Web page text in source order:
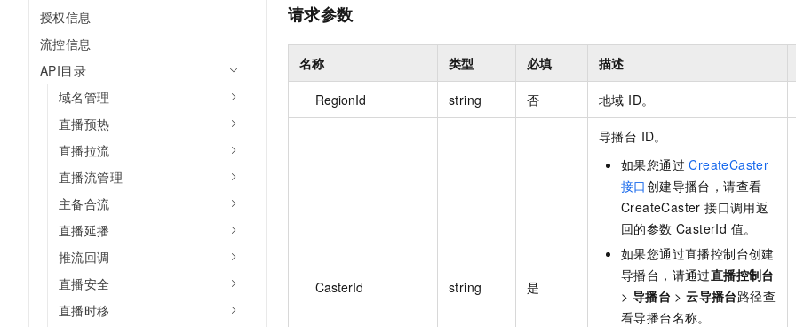
授权信息
流控信息
API目录
域名管理
直播预热
直播拉流
直播流管理
主备合流
直播延播
推流回调
直播安全
直播时移
请求参数
名称 类型 必填 描述
RegionId string 否 地域 ID。
CasterId string 是
导播台 ID。
如果您通过CreateCaster
接口创建导播台，请查看
CreateCaster 接口调用返
回的参数 CasterId 值。
如果您通过直播控制台创建
导播台，请通过直播控制台
> 导播台 >云导播台路径查
看导播台名称。